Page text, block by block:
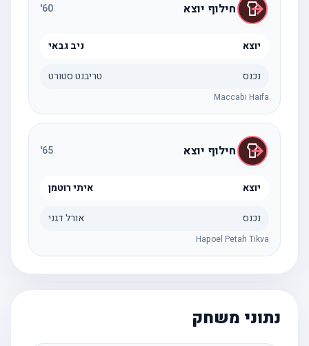
חילוף יוצא 60
'
יוצא ניב גבאי
נכנס טריבנט סטורט
Maccabi Haifa
חילוף יוצא 65
'
יוצא איתי רוטמן
נכנס אורל דגני
Hapoel Petah Tikva
נתוני משחק